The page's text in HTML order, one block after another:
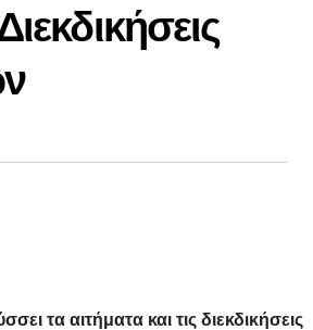
τα αιτήματα και τις διεκδικήσεις